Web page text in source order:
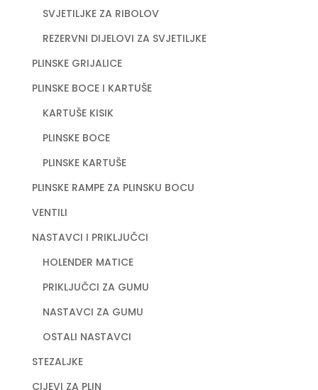
SVJETILJKE ZA RIBOLOV
REZERVNI DIJELOVI ZA SVJETILJKE
PLINSKE GRIJALICE
PLINSKE BOCE I KARTUŠE
KARTUŠE KISIK
PLINSKE BOCE
PLINSKE KARTUŠE
PLINSKE RAMPE ZA PLINSKU BOCU
VENTILI
NASTAVCI I PRIKLJUČCI
HOLENDER MATICE
PRIKLJUČCI ZA GUMU
NASTAVCI ZA GUMU
OSTALI NASTAVCI
STEZALJKE
CIJEVI ZA PLIN